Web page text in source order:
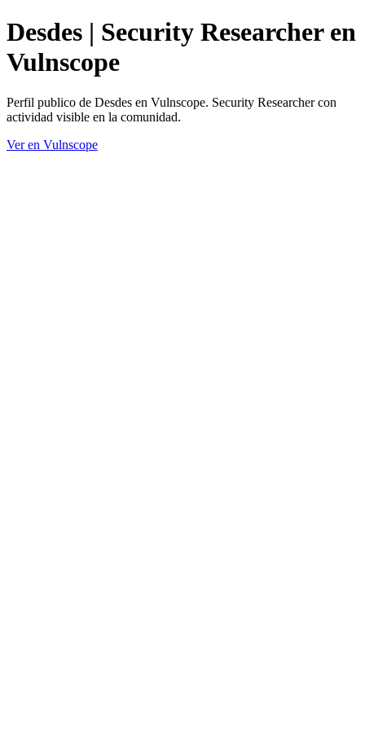
Desdes | Security Researcher en
Vulnscope
Perfil publico de Desdes en Vulnscope. Security Researcher con
actividad visible en la comunidad.
Ver en Vulnscope